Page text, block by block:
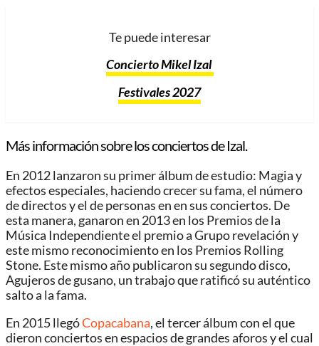
Te puede interesar
Concierto Mikel Izal
Festivales 2027
Más información sobre los conciertos de Izal.
En 2012 lanzaron su primer álbum de estudio: Magia y
efectos especiales, haciendo crecer su fama, el número
de directos y el de personas en en sus conciertos. De
esta manera, ganaron en 2013 en los Premios de la
Música Independiente el premio a Grupo revelación y
este mismo reconocimiento en los Premios Rolling
Stone. Este mismo año publicaron su segundo disco,
Agujeros de gusano, un trabajo que ratificó su auténtico
salto a la fama.
En 2015 llegóCopacabana, el tercer álbum con el que
dieron conciertos en espacios de grandes aforos y el cual